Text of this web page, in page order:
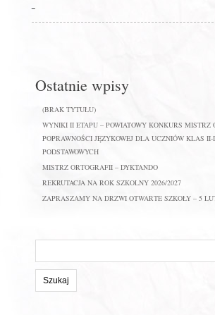
Ostatnie wpisy
(BRAK TYTUŁU)
WYNIKI II ETAPU – POWIATOWY KONKURS MISTRZ
POPRAWNOŚCI JĘZYKOWEJ DLA UCZNIÓW KLAS
PODSTAWOWYCH
MISTRZ ORTOGRAFII – DYKTANDO
REKRUTACJA NA ROK SZKOLNY 2026/2027
ZAPRASZAMY NA DRZWI OTWARTE SZKOŁY – 5
stronie: